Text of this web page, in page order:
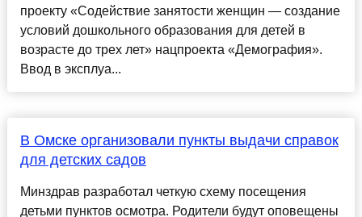
проекту «Содействие занятости женщин — создание
условий дошкольного образования для детей в
возрасте до трех лет» нацпроекта «Демография».
Ввод в эксплуа...
В Омске организовали пункты выдачи справок
для детских садов
Минздрав разработал четкую схему посещения
детьми пунктов осмотра. Родители будут оповещены